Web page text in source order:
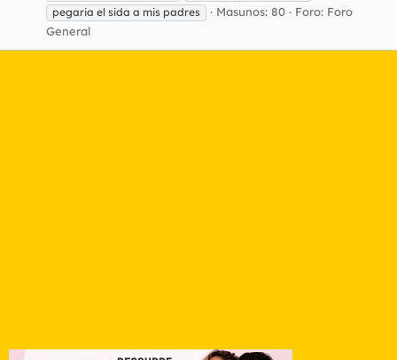
pegaria el sida a mis padres
Masunos: 80 Foro: Foro
General